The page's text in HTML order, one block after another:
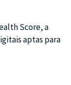
Score, a
aptas para